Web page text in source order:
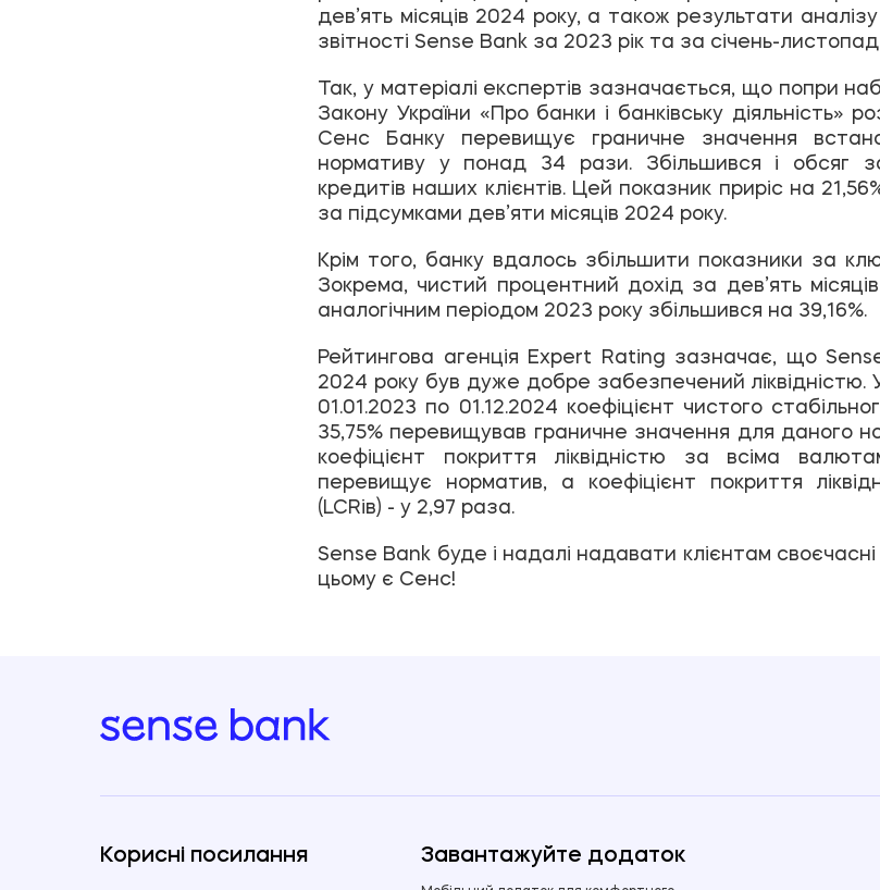
дев’ять місяців 2024 року, а також результати аналізу
звітності Sense Bank за 2023 рік та за січень-
Так, у матеріалі експертів зазначається, що попри
Закону України «Про банки і банківську діяльність»
Сенс Банку перевищує граничне значення
нормативу у понад 34 рази. Збільшився і обсяг
кредитів наших клієнтів. Цей показник приріс на
за підсумками дев’яти місяців 2024 року.
Крім того, банку вдалось збільшити показники за
Зокрема, чистий процентний дохід за дев’ять
аналогічним періодом 2023 року збільшився на 39,16%.
Рейтингова агенція Expert Rating зазначає, що
2024 року був дуже добре забезпечений ліквідністю.
01.01.2023 по 01.12.2024 коефіцієнт чистого
35,75% перевищував граничне значення для даного
коефіцієнт покриття ліквідністю за всіма
перевищує норматив, а коефіцієнт покриття
(LCRів) - у 2,97 раза.
Sense Bank буде і надалі надавати клієнтам
цьому є Сенс!
Корисні посилання Завантажуйте додаток